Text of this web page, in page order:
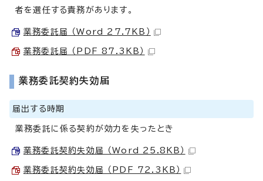
者を選任する責務があります。
業務委託届 （Word 27.7KB）
業務委託届 （PDF 87.3KB）
業務委託契約失効届
届出する時期
業務委託に係る契約が効力を失ったとき
業務委託契約失効届 （Word 25.8KB）
業務委託契約失効届 （PDF 72.3KB）